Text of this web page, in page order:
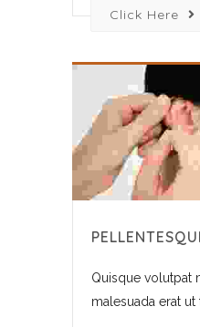
Click Here
Quisque volutpat
malesuada erat ut